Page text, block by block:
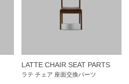
LATTE CHAIR SEAT PARTS
ラテ チェア 座面交換パーツ